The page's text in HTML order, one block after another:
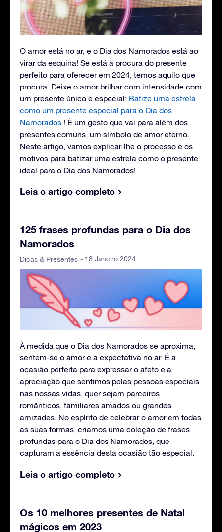
O amor está no ar, e o Dia dos Namorados está ao
virar da esquina! Se está à procura do presente
perfeito para oferecer em 2024, temos aquilo que
procura. Deixe o amor brilhar com intensidade com
um presente único e especial: Batize uma estrela
como um presente especial para o Dia dos
Namorados ! É um gesto que vai para além dos
presentes comuns, um símbolo de amor eterno.
Neste artigo, vamos explicar-lhe o processo e os
motivos para batizar uma estrela como o presente
ideal para o Dia dos Namorados!
Leia o artigo completo
125 frases profundas para o Dia dos
Namorados
Dicas & Presentes - 18 Janeiro 2024
À medida que o Dia dos Namorados se aproxima,
sentem-se o amor e a expectativa no ar. É a
ocasião perfeita para expressar o afeto e a
apreciação que sentimos pelas pessoas especiais
nas nossas vidas, quer sejam parceiros
românticos, familiares amados ou grandes
amizades. No espírito de celebrar o amor em todas
as suas formas, criamos uma coleção de frases
profundas para o Dia dos Namorados, que
capturam a essência desta ocasião tão especial.
Leia o artigo completo
Os 10 melhores presentes de Natal
mágicos em 2023